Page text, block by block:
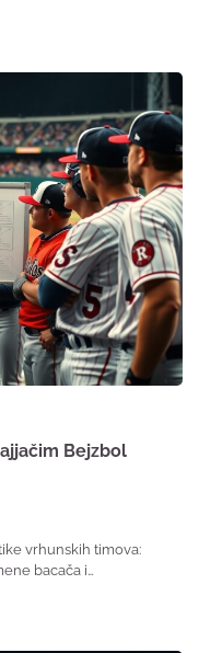
Bejzbol
vrhunskih timova:
bacača i…